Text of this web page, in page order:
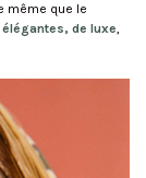
même que le
élégantes, de luxe,